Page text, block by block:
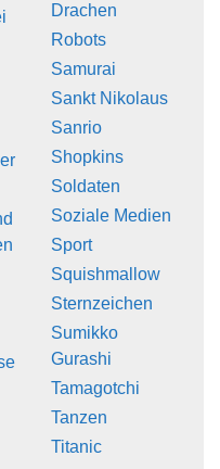
Drachen
Robots
Samurai
Sankt Nikolaus
Sanrio
Shopkins
Soldaten
Soziale Medien
Sport
Squishmallow
Sternzeichen
Sumikko
Gurashi
Tamagotchi
Tanzen
Titanic